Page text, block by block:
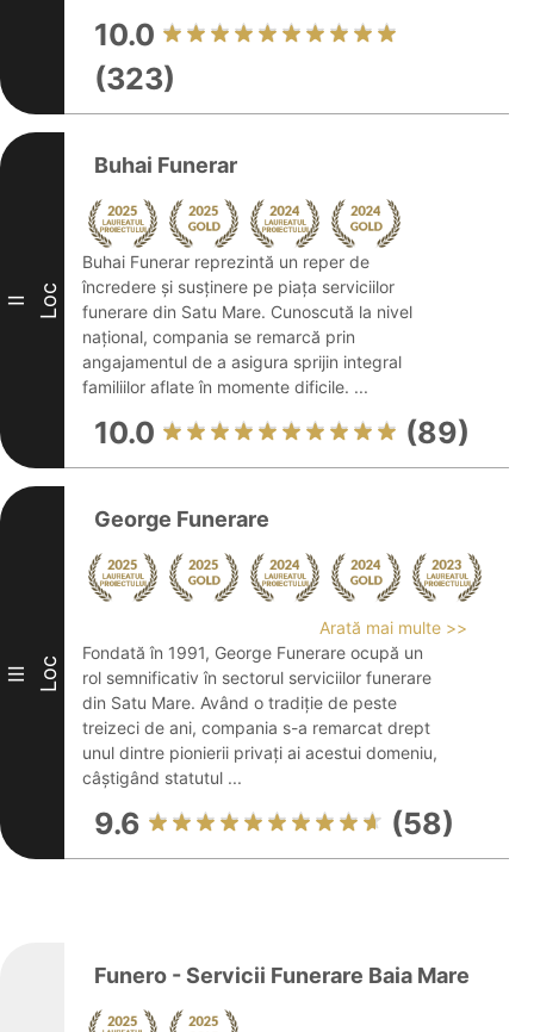
10.0
(323)
II Loc
Buhai Funerar
Buhai Funerar reprezintă un reper de
încredere și susținere pe piața serviciilor
funerare din Satu Mare. Cunoscută la nivel
național, compania se remarcă prin
angajamentul de a asigura sprijin integral
familiilor aflate în momente dificile. ...
10.0 (89)
III Loc
George Funerare
Arată mai multe >>
Fondată în 1991, George Funerare ocupă un
rol semnificativ în sectorul serviciilor funerare
din Satu Mare. Având o tradiție de peste
treizeci de ani, compania s-a remarcat drept
unul dintre pionierii privați ai acestui domeniu,
câștigând statutul ...
9.6 (58)
Funero - Servicii Funerare Baia Mare